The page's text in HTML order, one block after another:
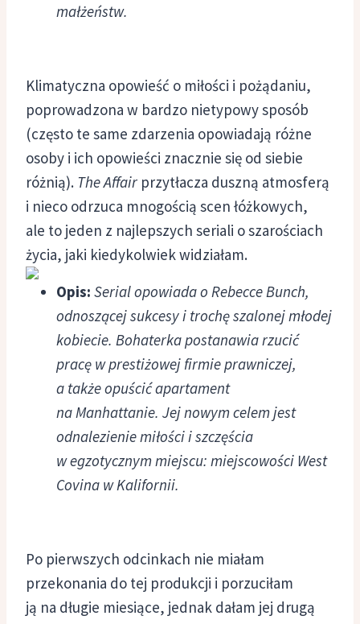
małżeństw.
Klimatyczna opowieść o miłości i pożądaniu,
poprowadzona w bardzo nietypowy sposób
(często te same zdarzenia opowiadają różne
osoby i ich opowieści znacznie się od siebie
różnią). The Affair przytłacza duszną atmosferą
i nieco odrzuca mnogością scen łóżkowych,
ale to jeden z najlepszych seriali o szarościach
życia, jaki kiedykolwiek widziałam.
Opis: Serial opowiada o Rebecce Bunch,
odnoszącej sukcesy i trochę szalonej młodej
kobiecie. Bohaterka postanawia rzucić
pracę w prestiżowej firmie prawniczej,
a także opuścić apartament
na Manhattanie. Jej nowym celem jest
odnalezienie miłości i szczęścia
w egzotycznym miejscu: miejscowości West
Covina w Kalifornii.
Po pierwszych odcinkach nie miałam
przekonania do tej produkcji i porzuciłam
ją na długie miesiące, jednak dałam jej drugą